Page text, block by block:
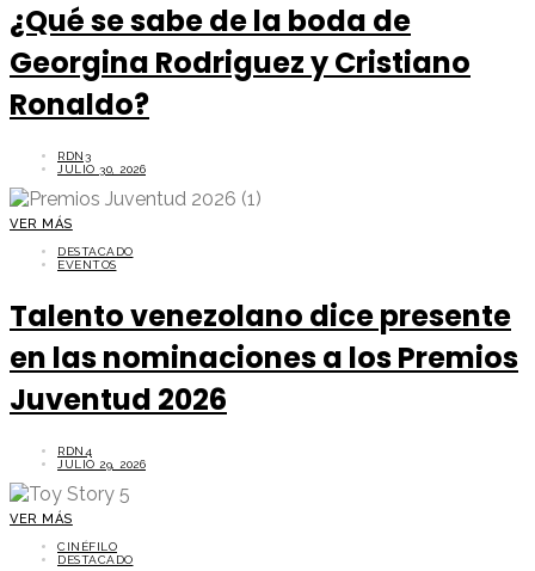
¿Qué se sabe de la boda de
Georgina Rodriguez y Cristiano
Ronaldo?
RDN3
JULIO 30, 2026
VER MÁS
DESTACADO
EVENTOS
Talento venezolano dice presente
en las nominaciones a los Premios
Juventud 2026
RDN4
JULIO 29, 2026
VER MÁS
CINÉFILO
DESTACADO